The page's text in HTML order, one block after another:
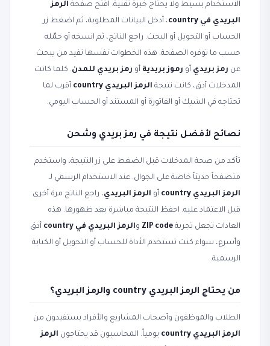
الاستخدام بسيط ولا يحتاج خبرة تقنية. افتح صفحة الرمز
البريدي في country
، أدخل البيانات المطلوبة، ثم اضغط زر
الحساب أو التحويل أو البحث. راجع الناتج، ثم انسخه أو حمّله
حسب ما توفره الصفحة. هذه الخطوات نفسها تفيد من يبحث
عن رمز بريدي أو رموز بريدية أو رمز بريدي للمدن. كلما كانت
المدخلات أدق، كانت نتيجة الرمز البريدي country
أقرب لما
تحتاجه في الشيك أو الفاتورة أو المستند أو الحساب اليومي.
نصائح لأفضل نتيجة في رمز بريدي وشحن
تأكد من صحة المدخلات قبل الضغط على زر النتيجة، واستخدم
متصفحاً حديثاً خاصة على الجوال. عند الاستخدام الرسمي لـ
الرمز البريدي country
أو الرمز البريدي، راجع الناتج مرة أخرى
قبل الاعتماد عليه. احفظ النتيجة مباشرة بعد ظهورها. هذه
العادات تجعل تجربة ZIP code والرمز البريدي في country
أدق
وأسرع، سواء كنت تستخدم الأداة للحساب أو التحويل أو الكتابة
الرسمية.
من يحتاج الرمز البريدي country والرمز البريدي؟
الطلاب والموظفون وأصحاب المشاريع والأفراد يستفيدون من
الرمز البريدي country
يومياً. المحاسبون قد يحتاجون الرمز